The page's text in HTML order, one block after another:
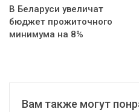
В Беларуси увеличат
бюджет прожиточного
минимума на 8%
Вам также могут